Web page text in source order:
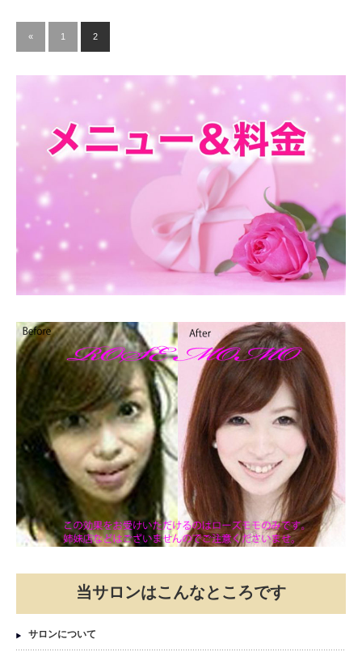
« 1 2
当サロンはこんなところです
サロンについて